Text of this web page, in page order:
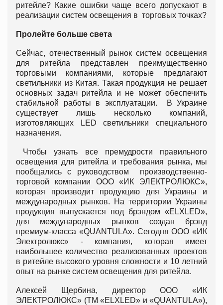
ритейле? Какие ошибки чаще всего допускают в
реализации систем освещения в торговых точках?
Пролейте больше света
Сейчас, отечественный рынок систем освещения
для ритейла представлен преимущественно
торговыми компаниями, которые предлагают
светильники из Китая. Такая продукция не решает
основных задач ритейла и не может обеспечить
стабильной работы в эксплуатации. В Украине
существует лишь несколько компаний,
изготовляющих LED светильники специального
назначения.
Чтобы узнать все премудрости правильного
освещения для ритейла и требования рынка, мы
пообщались с руководством производственно-
торговой компании ООО «ИК ЭЛЕКТРОЛЮКС»,
которая производит продукцию для Украины и
международных рынков. На территории Украины
продукция выпускается под брэндом «ELXLED»,
для международных рынков создан брэнд
премиум-класса «QUANTULA». Сегодня ООО «ИК
Электролюкс» - компания, которая имеет
наибольшее количество реализованных проектов
в ритейле высокого уровня сложности и 10 летний
опыт на рынке систем освещения для ритейла.
Алексей Щербина, директор ООО «ИК
ЭЛЕКТРОЛЮКС» (ТМ «ELXLED» и «QUANTULA»),